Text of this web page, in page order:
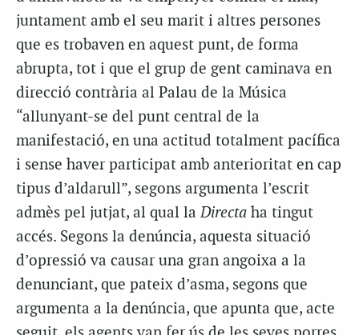
juntament amb el seu marit i altres persones
que es trobaven en aquest punt, de forma
abrupta, tot i que el grup de gent caminava en
direcció contrària al Palau de la Música
“allunyant-se del punt central de la
manifestació, en una actitud totalment pacífica
i sense haver participat amb anterioritat en cap
tipus d’aldarull”, segons argumenta l’escrit
admès pel jutjat, al qual laDirecta ha tingut
accés. Segons la denúncia, aquesta situació
d’opressió va causar una gran angoixa a la
denunciant, que pateix d’asma, segons que
argumenta a la denúncia, que apunta que, acte